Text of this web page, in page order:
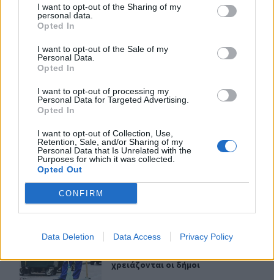
I want to opt-out of the Sharing of my
personal data.
Opted In
I want to opt-out of the Sale of my
Personal Data.
Opted In
I want to opt-out of processing my
Personal Data for Targeted Advertising.
Opted In
I want to opt-out of Collection, Use,
Retention, Sale, and/or Sharing of my
Personal Data that Is Unrelated with the
Purposes for which it was collected.
Opted Out
CONFIRM
Data Deletion Data Access Privacy Policy
18:04
Υπ. Παιδείας: Ανακοινώθηκαν 95 ειδικότητες και 860
τμήματα των ΣΑΕΚ – Πότε ξεκινούν οι αιτήσεις
Ρέθυμνο: Κάλεσμα των οικοδόμων για μαζική συμμετοχή
στο συλλαλητήριο της ΔΕΘ
ΣΧΕΤΙΚA AΡΘΡΑ
Οργανωτικό λίφτινγκ χρειάζονται οι δήμοι
ΕΛΛAΔΑ 20:06
χρειάζονται οι δήμοι